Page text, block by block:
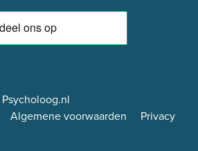
Algemene voorwaarden
Privacy